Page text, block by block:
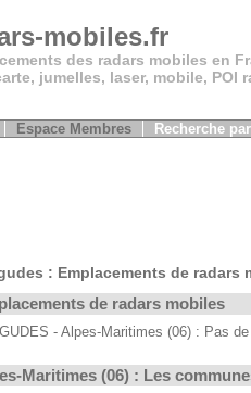
mobiles.fr
des radars mobiles en
jumelles, laser, mobile, POI
Espace Membres Recherche
: Emplacements de radars
de radars mobiles
- Alpes-Maritimes (06) : Pas
Maritimes (06) : Les